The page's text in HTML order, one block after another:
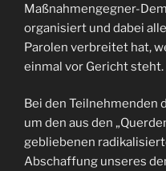
Maßnahmengegner-
organisiert und dabei
Parolen verbreitet hat,
einmal vor Gericht steht.
Bei den Teilnehmenden
um den aus den
gebliebenen
Abschaffung unseres